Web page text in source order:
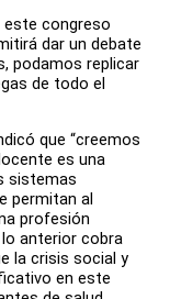
este congreso
dar un debate
podamos replicar
de todo el
que “creemos
es una
sistemas
permitan al
profesión
anterior cobra
la crisis social y
en este